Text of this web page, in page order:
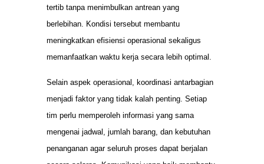
tertib tanpa menimbulkan antrean yang
berlebihan. Kondisi tersebut membantu
meningkatkan efisiensi operasional sekaligus
memanfaatkan waktu kerja secara lebih optimal.
Selain aspek operasional, koordinasi antarbagian
menjadi faktor yang tidak kalah penting. Setiap
tim perlu memperoleh informasi yang sama
mengenai jadwal, jumlah barang, dan kebutuhan
penanganan agar seluruh proses dapat berjalan